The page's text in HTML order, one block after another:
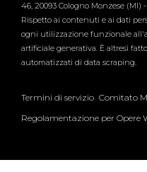
46, 20093 Cologno Monzese (MI)
Rispetto ai contenuti e ai dati
ogni utilizzazione funzionale
artificiale generativa. È altresì
automatizzati di data scraping.
Termini di servizio Comitato
Regolamentazione per Opere